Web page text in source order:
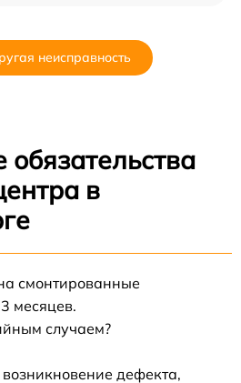
неисправность
в
смонтированные
месяцев.
случаем?
дефекта,